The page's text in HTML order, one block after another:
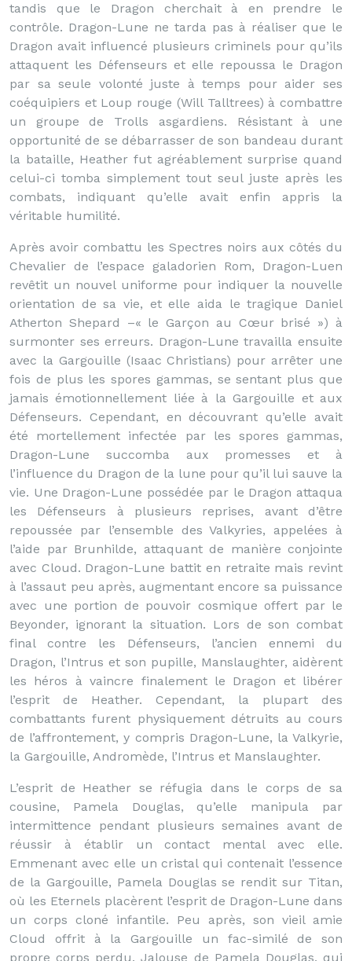
tandis que le Dragon cherchait à en prendre le
contrôle. Dragon-Lune ne tarda pas à réaliser que le
Dragon avait influencé plusieurs criminels pour qu’ils
attaquent les Défenseurs et elle repoussa le Dragon
par sa seule volonté juste à temps pour aider ses
coéquipiers et Loup rouge (Will Talltrees) à combattre
un groupe de Trolls asgardiens. Résistant à une
opportunité de se débarrasser de son bandeau durant
la bataille, Heather fut agréablement surprise quand
celui-ci tomba simplement tout seul juste après les
combats, indiquant qu’elle avait enfin appris la
véritable humilité.
Après avoir combattu les Spectres noirs aux côtés du
Chevalier de l’espace galadorien Rom, Dragon-Luen
revêtit un nouvel uniforme pour indiquer la nouvelle
orientation de sa vie, et elle aida le tragique Daniel
Atherton Shepard –« le Garçon au Cœur brisé ») à
surmonter ses erreurs. Dragon-Lune travailla ensuite
avec la Gargouille (Isaac Christians) pour arrêter une
fois de plus les spores gammas, se sentant plus que
jamais émotionnellement liée à la Gargouille et aux
Défenseurs. Cependant, en découvrant qu’elle avait
été mortellement infectée par les spores gammas,
Dragon-Lune succomba aux promesses et à
l’influence du Dragon de la lune pour qu’il lui sauve la
vie. Une Dragon-Lune possédée par le Dragon attaqua
les Défenseurs à plusieurs reprises, avant d’être
repoussée par l’ensemble des Valkyries, appelées à
l’aide par Brunhilde, attaquant de manière conjointe
avec Cloud. Dragon-Lune battit en retraite mais revint
à l’assaut peu après, augmentant encore sa puissance
avec une portion de pouvoir cosmique offert par le
Beyonder, ignorant la situation. Lors de son combat
final contre les Défenseurs, l’ancien ennemi du
Dragon, l’Intrus et son pupille, Manslaughter, aidèrent
les héros à vaincre finalement le Dragon et libérer
l’esprit de Heather. Cependant, la plupart des
combattants furent physiquement détruits au cours
de l’affrontement, y compris Dragon-Lune, la Valkyrie,
la Gargouille, Andromède, l’Intrus et Manslaughter.
L’esprit de Heather se réfugia dans le corps de sa
cousine, Pamela Douglas, qu’elle manipula par
intermittence pendant plusieurs semaines avant de
réussir à établir un contact mental avec elle.
Emmenant avec elle un cristal qui contenait l’essence
de la Gargouille, Pamela Douglas se rendit sur Titan,
où les Eternels placèrent l’esprit de Dragon-Lune dans
un corps cloné infantile. Peu après, son vieil amie
Cloud offrit à la Gargouille un fac-similé de son
propre corps perdu. Jalouse de Pamela Douglas, qui